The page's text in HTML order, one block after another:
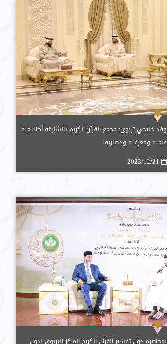
وفد خليجي تربوي: مجمع القرآن الكريم بالشارقة أكاديمية
علمية ومعرفية وحضارية
2023/12/21
بمحاضرة حول تفسير القرآن الكريم المركز التربوي لدول